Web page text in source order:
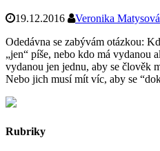
19.12.2016 Veronika Matysová
Odedávna se zabývám otázkou:
„jen“ píše, nebo kdo má vydanou
vydanou jen jednu, aby se člověk
Nebo jich musí mít víc, aby se
Rubriky